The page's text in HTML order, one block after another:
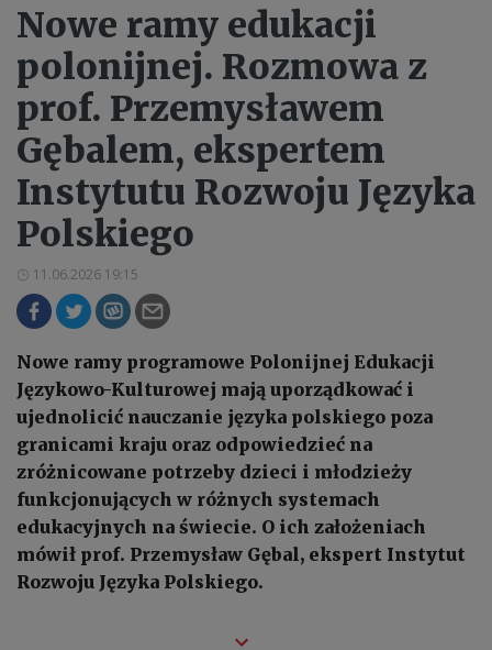
Nowe ramy edukacji
polonijnej. Rozmowa z
prof. Przemysławem
Gębalem, ekspertem
Instytutu Rozwoju Języka
Polskiego
11.06.2026 19:15
Nowe ramy programowe Polonijnej Edukacji
Językowo-Kulturowej mają uporządkować i
ujednolicić nauczanie języka polskiego poza
granicami kraju oraz odpowiedzieć na
zróżnicowane potrzeby dzieci i młodzieży
funkcjonujących w różnych systemach
edukacyjnych na świecie. O ich założeniach
mówił prof. Przemysław Gębal, ekspert Instytut
Rozwoju Języka Polskiego.